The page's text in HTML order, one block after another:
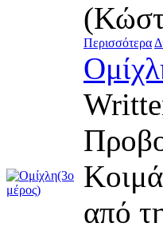
Περισσότερα
από